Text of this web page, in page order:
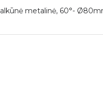
alkūnė metalinė, 60°-